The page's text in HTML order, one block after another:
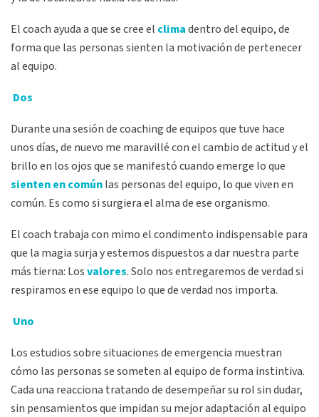
El coach ayuda a que se cree el climadentro del equipo, de
forma que las personas sienten la motivación de pertenecer
al equipo.
Dos
Durante una sesión de coaching de equipos que tuve hace
unos días, de nuevo me maravillé con el cambio de actitud y el
brillo en los ojos que se manifestó cuando emerge lo que
sienten en comúnlas personas del equipo, lo que viven en
común. Es como si surgiera el alma de ese organismo.
El coach trabaja con mimo el condimento indispensable para
que la magia surja y estemos dispuestos a dar nuestra parte
más tierna: Losvalores. Solo nos entregaremos de verdad si
respiramos en ese equipo lo que de verdad nos importa.
Uno
Los estudios sobre situaciones de emergencia muestran
cómo las personas se someten al equipo de forma instintiva.
Cada una reacciona tratando de desempeñar su rol sin dudar,
sin pensamientos que impidan su mejor adaptación al equipo